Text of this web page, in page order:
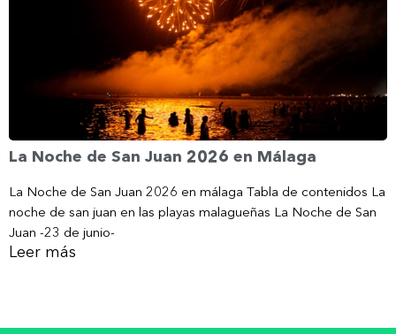
La Noche de San Juan 2026 en Málaga
La Noche de San Juan 2026 en málaga Tabla de contenidos La
noche de san juan en las playas malagueñas La Noche de San
Juan -23 de junio-
Leer más